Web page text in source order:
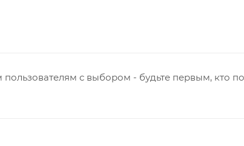
пользователям с выбором - будьте первым, кто